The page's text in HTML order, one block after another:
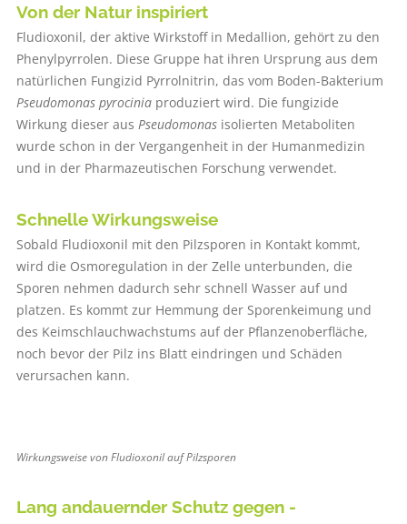
Von der Natur inspiriert
Fludioxonil, der aktive Wirkstoff in Medallion, gehört zu den
Phenylpyrrolen. Diese Gruppe hat ihren Ursprung aus dem
natürlichen Fungizid Pyrrolnitrin, das vom Boden-Bakterium
Pseudomonas pyrociniaproduziert wird. Die fungizide
Wirkung dieser aus Pseudomonasisolierten Metaboliten
wurde schon in der Vergangenheit in der Humanmedizin
und in der Pharmazeutischen Forschung verwendet.
Schnelle Wirkungsweise
Sobald Fludioxonil mit den Pilzsporen in Kontakt kommt,
wird die Osmoregulation in der Zelle unterbunden, die
Sporen nehmen dadurch sehr schnell Wasser auf und
platzen. Es kommt zur Hemmung der Sporenkeimung und
des Keimschlauchwachstums auf der Pflanzenoberfläche,
noch bevor der Pilz ins Blatt eindringen und Schäden
verursachen kann.
Wirkungsweise von Fludioxonil auf Pilzsporen
Lang andauernder Schutz gegen ­